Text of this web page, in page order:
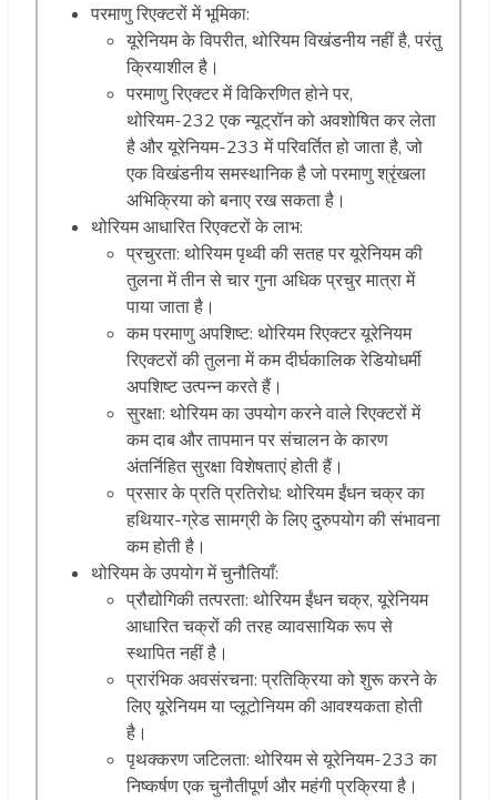
परमाणु रिएक्टरों में भूमिका:
यूरेनियम के विपरीत, थोरियम विखंडनीय नहीं है, परंतु
क्रियाशील है।
परमाणु रिएक्टर में विकिरणित होने पर,
थोरियम-232 एक न्यूट्रॉन को अवशोषित कर लेता
है और यूरेनियम-233 में परिवर्तित हो जाता है, जो
एक विखंडनीय समस्थानिक है जो परमाणु श्रृंखला
अभिक्रिया को बनाए रख सकता है।
थोरियम आधारित रिएक्टरों के लाभ:
प्रचुरता: थोरियम पृथ्वी की सतह पर यूरेनियम की
तुलना में तीन से चार गुना अधिक प्रचुर मात्रा में
पाया जाता है।
कम परमाणु अपशिष्ट: थोरियम रिएक्टर यूरेनियम
रिएक्टरों की तुलना में कम दीर्घकालिक रेडियोधर्मी
अपशिष्ट उत्पन्न करते हैं।
सुरक्षा: थोरियम का उपयोग करने वाले रिएक्टरों में
कम दाब और तापमान पर संचालन के कारण
अंतर्निहित सुरक्षा विशेषताएं होती हैं।
प्रसार के प्रति प्रतिरोध: थोरियम ईंधन चक्र का
हथियार-ग्रेड सामग्री के लिए दुरुपयोग की संभावना
कम होती है।
थोरियम के उपयोग में चुनौतियाँ:
प्रौद्योगिकी तत्परता: थोरियम ईंधन चक्र, यूरेनियम
आधारित चक्रों की तरह व्यावसायिक रूप से
स्थापित नहीं है।
प्रारंभिक अवसंरचना: प्रतिक्रिया को शुरू करने के
लिए यूरेनियम या प्लूटोनियम की आवश्यकता होती
है।
पृथक्करण जटिलता: थोरियम से यूरेनियम-233 का
निष्कर्षण एक चुनौतीपूर्ण और महंगी प्रक्रिया है।